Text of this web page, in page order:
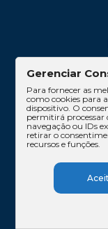
Gerenciar
Para fornecer as
como cookies para
dispositivo. O
permitirá
navegação ou IDs
retirar o
recursos e funções.